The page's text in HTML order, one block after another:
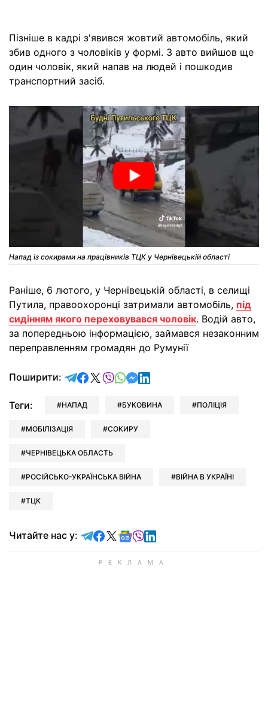
Пізніше в кадрі з'явився жовтий автомобіль, який
збив одного з чоловіків у формі. З авто вийшов ще
один чоловік, який напав на людей і пошкодив
транспортний засіб.
Напад із сокирами на працівників ТЦК у Чернівецькій області
Раніше, 6 лютого, у Чернівецькій області, в селищі
Путила, правоохоронці затримали автомобіль, під
сидінням якого переховувався чоловік. Водій авто,
за попередньою інформацією, займався незаконним
переправленням громадян до Румунії
Поширити: відправити у Telegram
поділитись у Facebook
поділитись у X
відправити у Viber
відправити у Whatsapp
відправити у Messenger
відправити у LinkedIn
Теги: НАПАД БУКОВИНА ПОЛІЦІЯ
МОБІЛІЗАЦІЯ СОКИРУ
ЧЕРНІВЕЦЬКА ОБЛАСТЬ
РОСІЙСЬКО-УКРАЇНСЬКА ВІЙНА ВІЙНА В УКРАЇНІ
ТЦК
Читайте нас у: Читайте у Telegram
Читайте у Facebook
Читайте у X
Читайте у Google news
Читайте у Viber
Читайте у LinkedIn